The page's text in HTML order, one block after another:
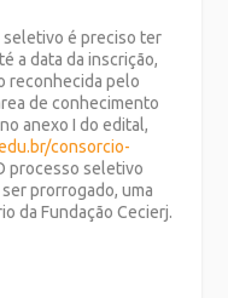
seletivo é preciso ter
a data da inscrição,
reconhecida pelo
de conhecimento
anexo I do edital,
consorcio-
processo seletivo
prorrogado, uma
da Fundação Cecierj.